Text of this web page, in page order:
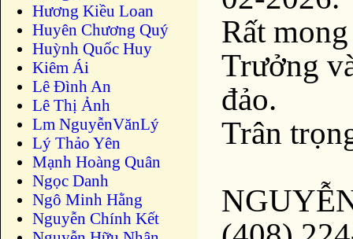
Hương Kiều Loan
Huyên Chương Quý
Huỳnh Quốc Huy
Kiêm Ái
Lê Đình An
Lê Thị Ảnh
Lm NguyễnVănLý
Lý Thảo Yên
Mạnh Hoàng Quân
Ngọc Danh
Ngô Minh Hằng
Nguyễn Chính Kết
Rất
Trưởng
đảo.
Trân